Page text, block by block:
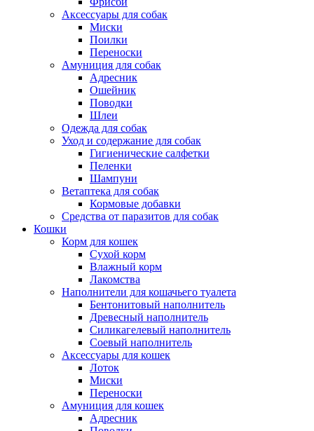
Аксессуары для собак
Миски
Поилки
Переноски
Амуниция для собак
Адресник
Ошейник
Поводки
Шлеи
Одежда для собак
Уход и содержание для собак
Гигиенические салфетки
Пеленки
Шампуни
Ветаптека для собак
Кормовые добавки
Средства от паразитов для собак
Кошки
Корм для кошек
Сухой корм
Влажный корм
Лакомства
Наполнители для кошачьего туалета
Бентонитовый наполнитель
Древесный наполнитель
Силикагелевый наполнитель
Соевый наполнитель
Аксессуары для кошек
Лоток
Миски
Переноски
Амуниция для кошек
Адресник